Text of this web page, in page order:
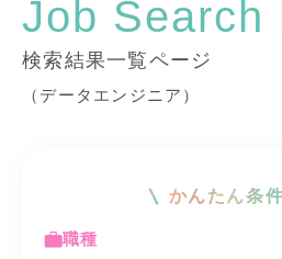
Job Search
検索結果一覧ページ
（データエンジニア）
かんたん条
職種